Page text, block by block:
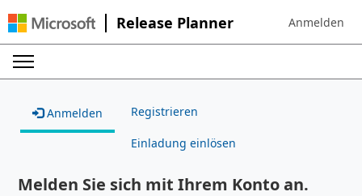
Release Planner Sign in to
Anmelden
Anmelden Registrieren
Einladung einlösen
Melden Sie sich mit Ihrem Konto an.